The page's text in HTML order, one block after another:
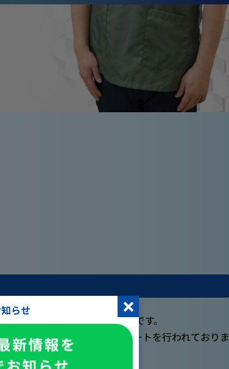
らせ
営されているクリニック様です。
い年代の患者様の治療やサポートを行われておりま